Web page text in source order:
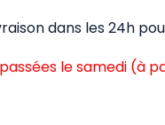
dans les 24h
le samedi (à